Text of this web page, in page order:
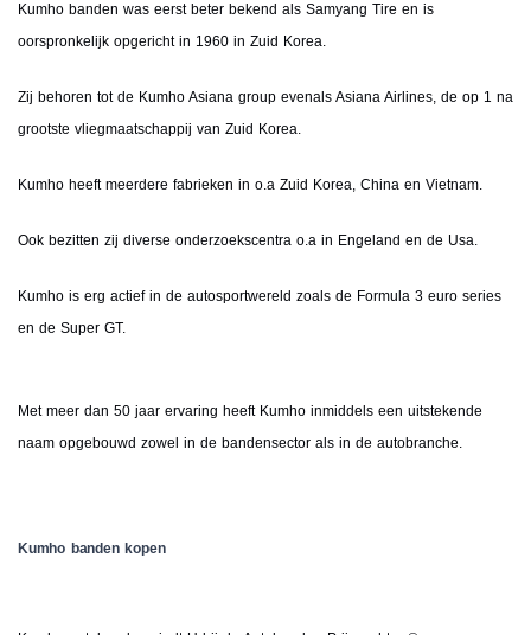
Kumho banden was eerst beter bekend als Samyang Tire en is
oorspronkelijk opgericht in 1960 in Zuid Korea.
Zij behoren tot de Kumho Asiana group evenals Asiana Airlines, de op 1 na
grootste vliegmaatschappij van Zuid Korea.
Kumho heeft meerdere fabrieken in o.a Zuid Korea, China en Vietnam.
Ook bezitten zij diverse onderzoekscentra o.a in Engeland en de Usa.
Kumho is erg actief in de autosportwereld zoals de Formula 3 euro series
en de Super GT.
Met meer dan 50 jaar ervaring heeft Kumho inmiddels een uitstekende
naam opgebouwd zowel in de bandensector als in de autobranche.
Kumho banden kopen